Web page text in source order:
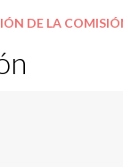
DE LA